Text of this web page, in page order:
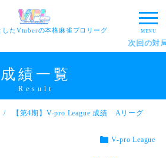
したVtuberの本格麻雀プロリーグ
次回の対局：
成績一覧
【第4期】V-pro League 成績 Aリーグ
V-pro League